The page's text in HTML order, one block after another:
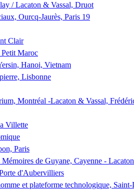
/ Lacaton & Vassal, Druot
Ourcq-Jaurès, Paris 19
Clair
Maroc
Hanoi, Vietnam
Lisbonne
Montréal -Lacaton & Vassal,
Villette
Paris
Mémoires de Guyane, Cayenne -
d'Aubervilliers
et plateforme technologique,